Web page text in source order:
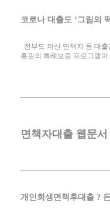
코로나 대출도 ‘그림의
정부도 파산 면책자 등 대
흥원의 특례보증 프로그램
면책자대출 웹문
개인회생면책후대출 ?